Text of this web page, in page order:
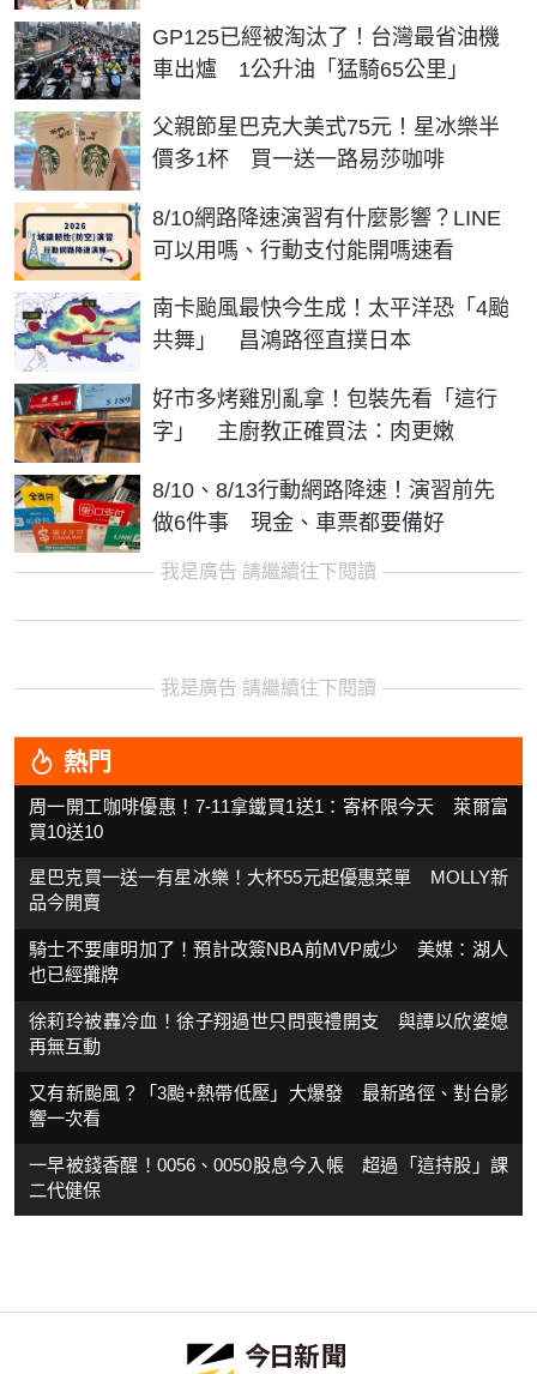
GP125已經被淘汰了！台灣最省油機
車出爐 1公升油「猛騎65公里」
父親節星巴克大美式75元！星冰樂半
價多1杯 買一送一路易莎咖啡
8/10網路降速演習有什麼影響？LINE
可以用嗎、行動支付能開嗎速看
南卡颱風最快今生成！太平洋恐「4颱
共舞」 昌鴻路徑直撲日本
好市多烤雞別亂拿！包裝先看「這行
字」 主廚教正確買法：肉更嫩
8/10、8/13行動網路降速！演習前先
做6件事 現金、車票都要備好
我是廣告 請繼續往下閱讀
我是廣告 請繼續往下閱讀
熱門
周一開工咖啡優惠！7-11拿鐵買1送1：寄杯限今天 萊爾富
買10送10
星巴克買一送一有星冰樂！大杯55元起優惠菜單 MOLLY新
品今開賣
騎士不要庫明加了！預計改簽NBA前MVP威少 美媒：湖人
也已經攤牌
徐莉玲被轟冷血！徐子翔過世只問喪禮開支 與譚以欣婆媳
再無互動
又有新颱風？「3颱+熱帶低壓」大爆發 最新路徑、對台影
響一次看
一早被錢香醒！0056、0050股息今入帳 超過「這持股」課
二代健保